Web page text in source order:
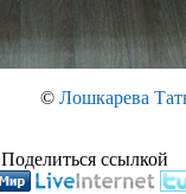
© Лошкарева
Поделиться ссылкой